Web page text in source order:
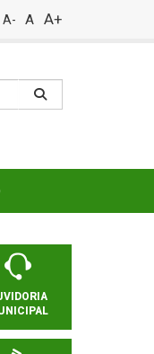
A- A A+